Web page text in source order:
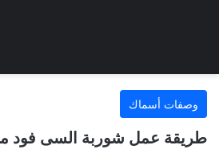
وصفات أسماك
طريقة عمل شوربة السى فود